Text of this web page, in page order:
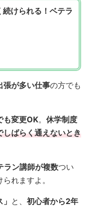
けられる！ベテラ
張が多い仕事の方でも
も変更OK。 休学制度
しばらく通えないとき
ラン講師が複数つい
れますよ。
と、 初心者から2年